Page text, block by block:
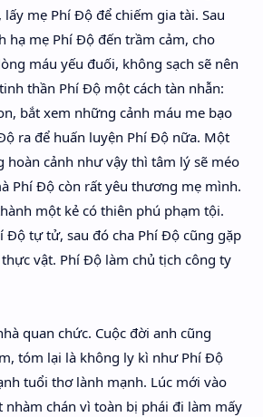
mẹ Phí Độ để chiếm gia tài. Sau
hạ mẹ Phí Độ đến trầm cảm, cho
máu yếu đuối, không sạch sẽ nên
thần Phí Độ một cách tàn nhẫn:
bắt xem những cảnh máu me bạo
ra để huấn luyện Phí Độ nữa. Một
hoàn cảnh như vậy thì tâm lý sẽ méo
Phí Độ còn rất yêu thương mẹ mình.
một kẻ có thiên phú phạm tội.
Độ tự tử, sau đó cha Phí Độ cũng gặp
vật. Phí Độ làm chủ tịch công ty
quan chức. Cuộc đời anh cũng
tóm lại là không ly kì như Phí Độ
tuổi thơ lành mạnh. Lúc mới vào
nhàm chán vì toàn bị phái đi làm mấy